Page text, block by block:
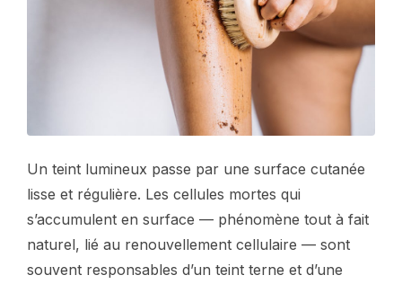
Un teint lumineux passe par une surface cutanée
lisse et régulière. Les cellules mortes qui
s’accumulent en surface — phénomène tout à fait
naturel, lié au renouvellement cellulaire — sont
souvent responsables d’un teint terne et d’une